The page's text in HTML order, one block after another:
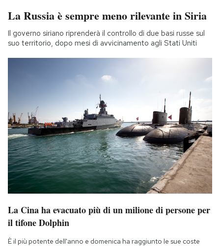
La Russia è sempre meno rilevante in Siria
Il governo siriano riprenderà il controllo di due basi russe sul
suo territorio, dopo mesi di avvicinamento agli Stati Uniti
La Cina ha evacuato più di un milione di persone per
il tifone Dolphin
È il più potente dell'anno e domenica ha raggiunto le sue coste